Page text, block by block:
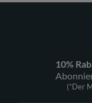
10%
(*Der